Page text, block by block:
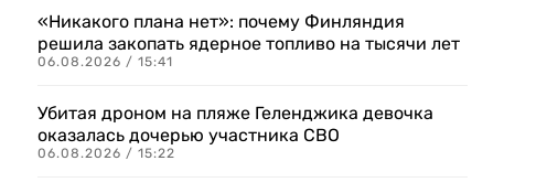
«Никакого плана нет»: почему Финляндия
решила закопать ядерное топливо на тысячи лет
06.08.2026 / 15:41
Убитая дроном на пляже Геленджика девочка
оказалась дочерью участника СВО
06.08.2026 / 15:22